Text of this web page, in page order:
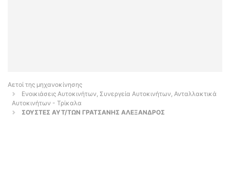
Αετοί της μηχανοκίνησης
Ενοικιάσεις Αυτοκινήτων, Συνεργεία Αυτοκινήτων, Ανταλλακτικά
Αυτοκινήτων - Τρίκαλα
ΣΟΥΣΤΕΣ ΑΥΤ/ΤΩΝ ΓΡΑΤΣΑΝΗΣ ΑΛΕΞΑΝΔΡΟΣ